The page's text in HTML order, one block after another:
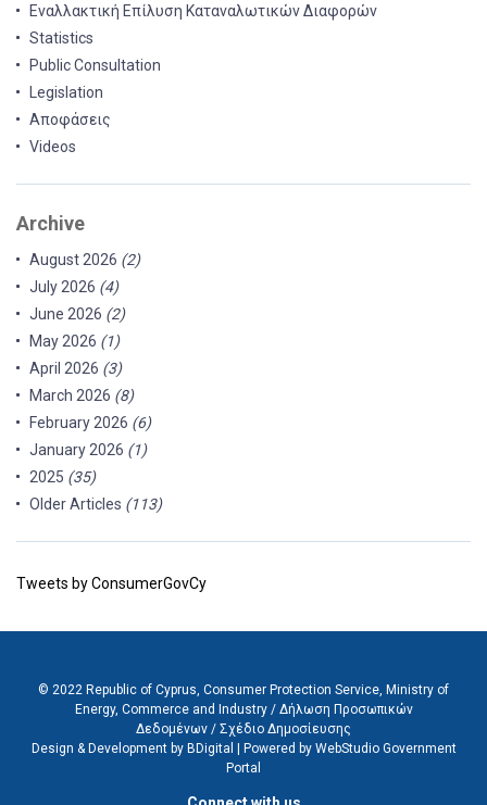
Εναλλακτική Επίλυση Καταναλωτικών Διαφορών
Statistics
Public Consultation
Legislation
Αποφάσεις
Videos
Archive
August 2026 (2)
July 2026 (4)
June 2026 (2)
May 2026 (1)
April 2026 (3)
March 2026 (8)
February 2026 (6)
January 2026 (1)
2025 (35)
Older Articles (113)
Tweets by ConsumerGovCy
© 2022 Republic of Cyprus, Consumer Protection Service, Ministry of
Energy, Commerce and Industry / Δήλωση Προσωπικών
Δεδομένων / Σχέδιο Δημοσίευσης
Design & Development by BDigital | Powered by WebStudio Government
Portal